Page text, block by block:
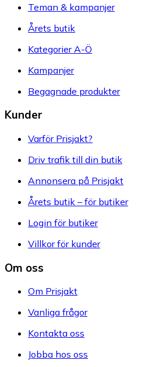
Teman & kampanjer
Årets butik
Kategorier A-Ö
Kampanjer
Begagnade produkter
Kunder
Varför Prisjakt?
Driv trafik till din butik
Annonsera på Prisjakt
Årets butik – för butiker
Login för butiker
Villkor för kunder
Om oss
Om Prisjakt
Vanliga frågor
Kontakta oss
Jobba hos oss